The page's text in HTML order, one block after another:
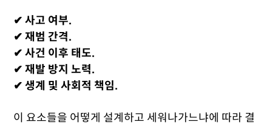
✔ 사고 여부.
✔ 재범 간격.
✔ 사건 이후 태도.
✔ 재발 방지 노력.
✔ 생계 및 사회적 책임.
이 요소들을 어떻게 설계하고 세워나가느냐에 따라 결